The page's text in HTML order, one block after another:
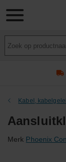
Kabel,
Merk Phoenix